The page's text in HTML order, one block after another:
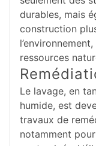
durables, mais
construction
ressources
Le lavage, en
humide, est
travaux de
notamment